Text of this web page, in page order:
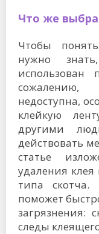
Что же
Чтобы
нужно
использован
сожалению,
недоступна,
клейкую
другими
действовать
статье
удаления
типа скотча.
поможет
загрязнения:
следы